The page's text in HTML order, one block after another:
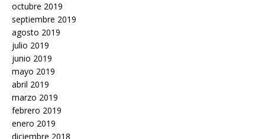
octubre 2019
septiembre 2019
agosto 2019
julio 2019
junio 2019
mayo 2019
abril 2019
marzo 2019
febrero 2019
enero 2019
diciembre 2018